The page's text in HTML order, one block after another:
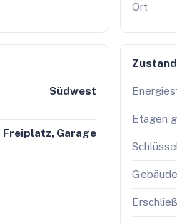
Ort
Südwest
Freiplatz, Garage
Etagen